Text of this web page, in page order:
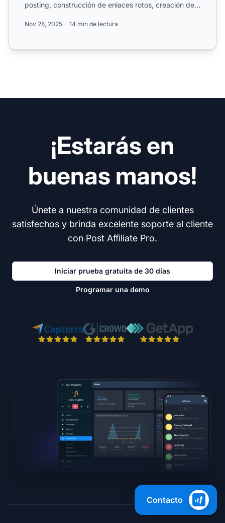
posting, construcción de enlaces rotos, creación de
Nov 28, 2025 14 min de lectura
¡Estarás en
buenas manos!
Únete a nuestra comunidad de clientes
satisfechos y brinda excelente soporte al cliente
con Post Affiliate Pro.
Iniciar prueba gratuita de 30 días
Programar una demo
Contacto